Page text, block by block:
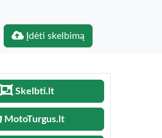
Įdėti skelbimą
Skelbti.lt
MotoTurgus.lt